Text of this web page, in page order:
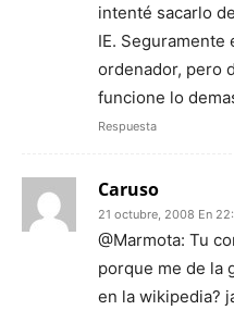
intenté sacarlo
IE. Seguramente
ordenador, pero
funcione lo
Respuesta
Caruso
21 octubre, 2008 En
@Marmota: Tu
porque me de la
en la wikipedia?